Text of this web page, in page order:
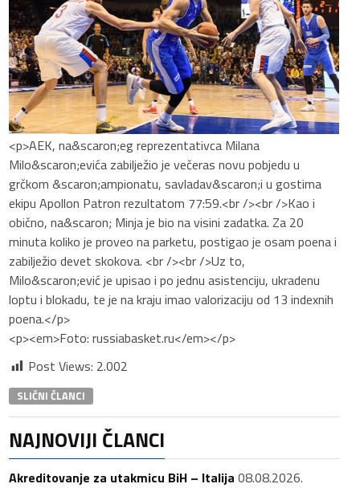
<p>AEK, na&scaron;eg reprezentativca Milana
Milo&scaron;evića zabilježio je večeras novu pobjedu u
grčkom &scaron;ampionatu, savladav&scaron;i u gostima
ekipu Apollon Patron rezultatom 77:59.<br /><br />Kao i
obično, na&scaron; Minja je bio na visini zadatka. Za 20
minuta koliko je proveo na parketu, postigao je osam poena i
zabilježio devet skokova. <br /><br />Uz to,
Milo&scaron;ević je upisao i po jednu asistenciju, ukradenu
loptu i blokadu, te je na kraju imao valorizaciju od 13 indexnih
poena.</p>
<p><em>Foto: russiabasket.ru</em></p>
Post Views: 2.002
SLIČNI ČLANCI
NAJNOVIJI ČLANCI
Akreditovanje za utakmicu BiH – Italija 08.08.2026.